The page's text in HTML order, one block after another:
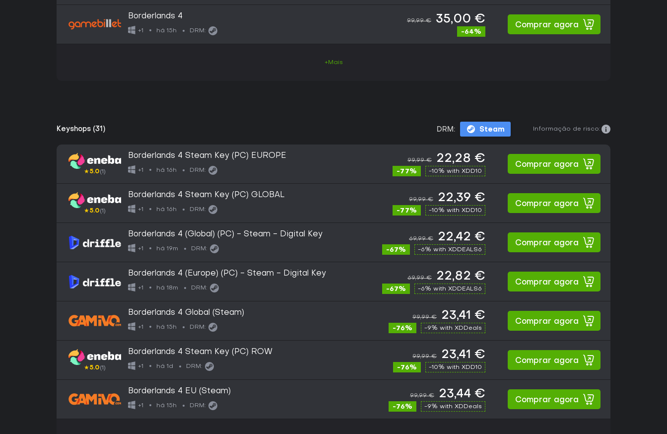
Borderlands 4
+1 há 15h DRM:
99,99 € 35,00 €
-64%
Comprar agora
+Mais
Keyshops (31) DRM: Steam Informação de risco:
★5.0(1)
Borderlands 4 Steam Key (PC) EUROPE
+1 há 16h DRM:
99,99 € 22,28 €
-77% -10% with XDD10
Comprar agora
★5.0(1)
Borderlands 4 Steam Key (PC) GLOBAL
+1 há 16h DRM:
99,99 € 22,39 €
-77% -10% with XDD10
Comprar agora
Borderlands 4 (Global) (PC) - Steam - Digital Key
+1 há 19m DRM:
69,99 € 22,42 €
-67% -6% with XDDEALS6
Comprar agora
Borderlands 4 (Europe) (PC) - Steam - Digital Key
+1 há 18m DRM:
69,99 € 22,82 €
-67% -6% with XDDEALS6
Comprar agora
Borderlands 4 Global (Steam)
+1 há 15h DRM:
99,99 € 23,41 €
-76% -9% with XDDeals
Comprar agora
★5.0(1)
Borderlands 4 Steam Key (PC) ROW
+1 há 1d DRM:
99,99 € 23,41 €
-76% -10% with XDD10
Comprar agora
Borderlands 4 EU (Steam)
+1 há 15h DRM:
99,99 € 23,44 €
-76% -9% with XDDeals
Comprar agora